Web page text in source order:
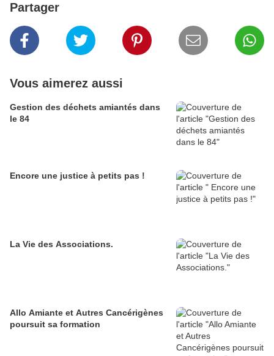
Partager
Vous aimerez aussi
Gestion des déchets amiantés dans
le 84
Encore une justice à petits pas !
La Vie des Associations.
Allo Amiante et Autres Cancérigènes
poursuit sa formation